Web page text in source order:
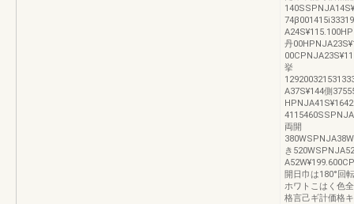
丹
挙
A37S¥144側
両開
き
開日巾は180°回
ホワトこはく色
格言己ギ計価格